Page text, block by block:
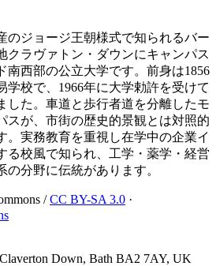
のジョージ王朝様式で知られるバー
クラヴァトン・ダウンにキャンパス
南西部の公立大学です。前身は1856
学校で、1966年に大学勅許を受けて
した。車道と歩行者道を分離したモ
スが、市街の歴史的景観とは対照的
。実務教育を重視し在学中の企業イ
る校風で知られ、工学・薬学・経営
分野に伝統があります。
/CC BY-SA 3.0 ·
Down, Bath BA2 7AY, UK